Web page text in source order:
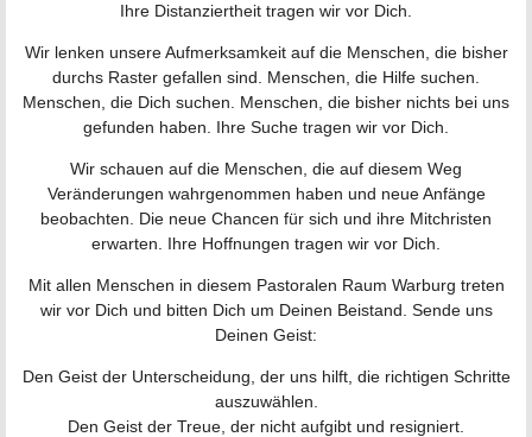
Ihre Distanziertheit tragen wir vor Dich.
Wir lenken unsere Aufmerksamkeit auf die Menschen, die bisher
durchs Raster gefallen sind. Menschen, die Hilfe suchen.
Menschen, die Dich suchen. Menschen, die bisher nichts bei uns
gefunden haben. Ihre Suche tragen wir vor Dich.
Wir schauen auf die Menschen, die auf diesem Weg
Veränderungen wahrgenommen haben und neue Anfänge
beobachten. Die neue Chancen für sich und ihre Mitchristen
erwarten. Ihre Hoffnungen tragen wir vor Dich.
Mit allen Menschen in diesem Pastoralen Raum Warburg treten
wir vor Dich und bitten Dich um Deinen Beistand. Sende uns
Deinen Geist:
Den Geist der Unterscheidung, der uns hilft, die richtigen Schritte
auszuwählen.
Den Geist der Treue, der nicht aufgibt und resigniert.